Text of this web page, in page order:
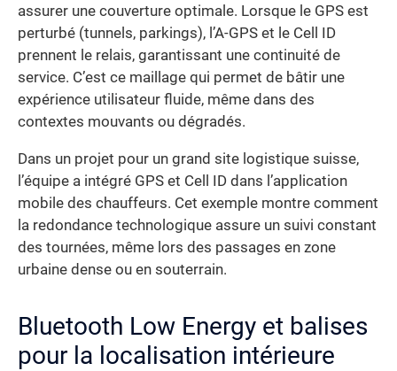
assurer une couverture optimale. Lorsque le GPS est
perturbé (tunnels, parkings), l’A-GPS et le Cell ID
prennent le relais, garantissant une continuité de
service. C’est ce maillage qui permet de bâtir une
expérience utilisateur fluide, même dans des
contextes mouvants ou dégradés.
Dans un projet pour un grand site logistique suisse,
l’équipe a intégré GPS et Cell ID dans l’application
mobile des chauffeurs. Cet exemple montre comment
la redondance technologique assure un suivi constant
des tournées, même lors des passages en zone
urbaine dense ou en souterrain.
Bluetooth Low Energy et balises
pour la localisation intérieure